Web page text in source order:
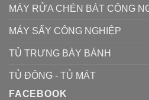
MÁY RỬA CHÉN BÁT CÔNG
MÁY SẤY CÔNG NGHIỆP
TỦ TRƯNG BÀY BÁNH
TỦ ĐÔNG - TỦ MÁT
FACEBOOK